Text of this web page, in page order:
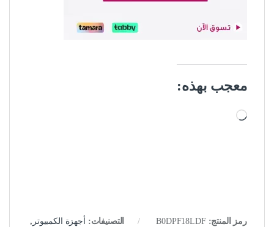
معجب بهذه:
جاري التحميل…
رمز المنتج:B0DPF18LDF التصنيفات: أجهزة الكمبيوتر ,